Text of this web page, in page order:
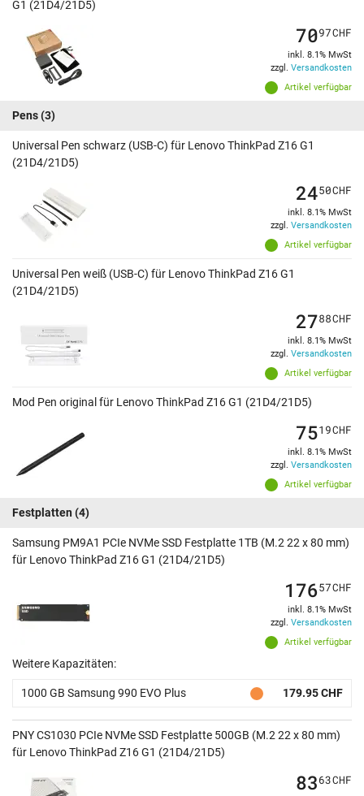
G1 (21D4/21D5)
Artikel verfügbar
7097CHF
inkl. 8.1% MwSt
zzgl. Versandkosten
Pens(3)
Universal Pen schwarz (USB-C) für Lenovo ThinkPad Z16 G1
(21D4/21D5)
Artikel verfügbar
2450CHF
inkl. 8.1% MwSt
zzgl. Versandkosten
Universal Pen weiß (USB-C) für Lenovo ThinkPad Z16 G1
(21D4/21D5)
Artikel verfügbar
2788CHF
inkl. 8.1% MwSt
zzgl. Versandkosten
Mod Pen original für Lenovo ThinkPad Z16 G1 (21D4/21D5)
Artikel verfügbar
7519CHF
inkl. 8.1% MwSt
zzgl. Versandkosten
Festplatten (4)
Samsung PM9A1 PCIe NVMe SSD Festplatte 1TB (M.2 22 x 80 mm)
für Lenovo ThinkPad Z16 G1 (21D4/21D5)
Artikel verfügbar
17657CHF
inkl. 8.1% MwSt
zzgl. Versandkosten
Weitere Kapazitäten:
1000 GB Samsung 990 EVO Plus 179.95 CHF
PNY CS1030 PCIe NVMe SSD Festplatte 500GB (M.2 22 x 80 mm)
für Lenovo ThinkPad Z16 G1 (21D4/21D5)
8363CHF